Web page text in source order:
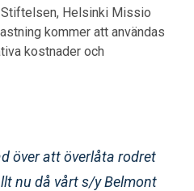
Helsinki Missio
kommer att användas
kostnader och
över att överlåta rodret
nu då vårt s/y Belmont